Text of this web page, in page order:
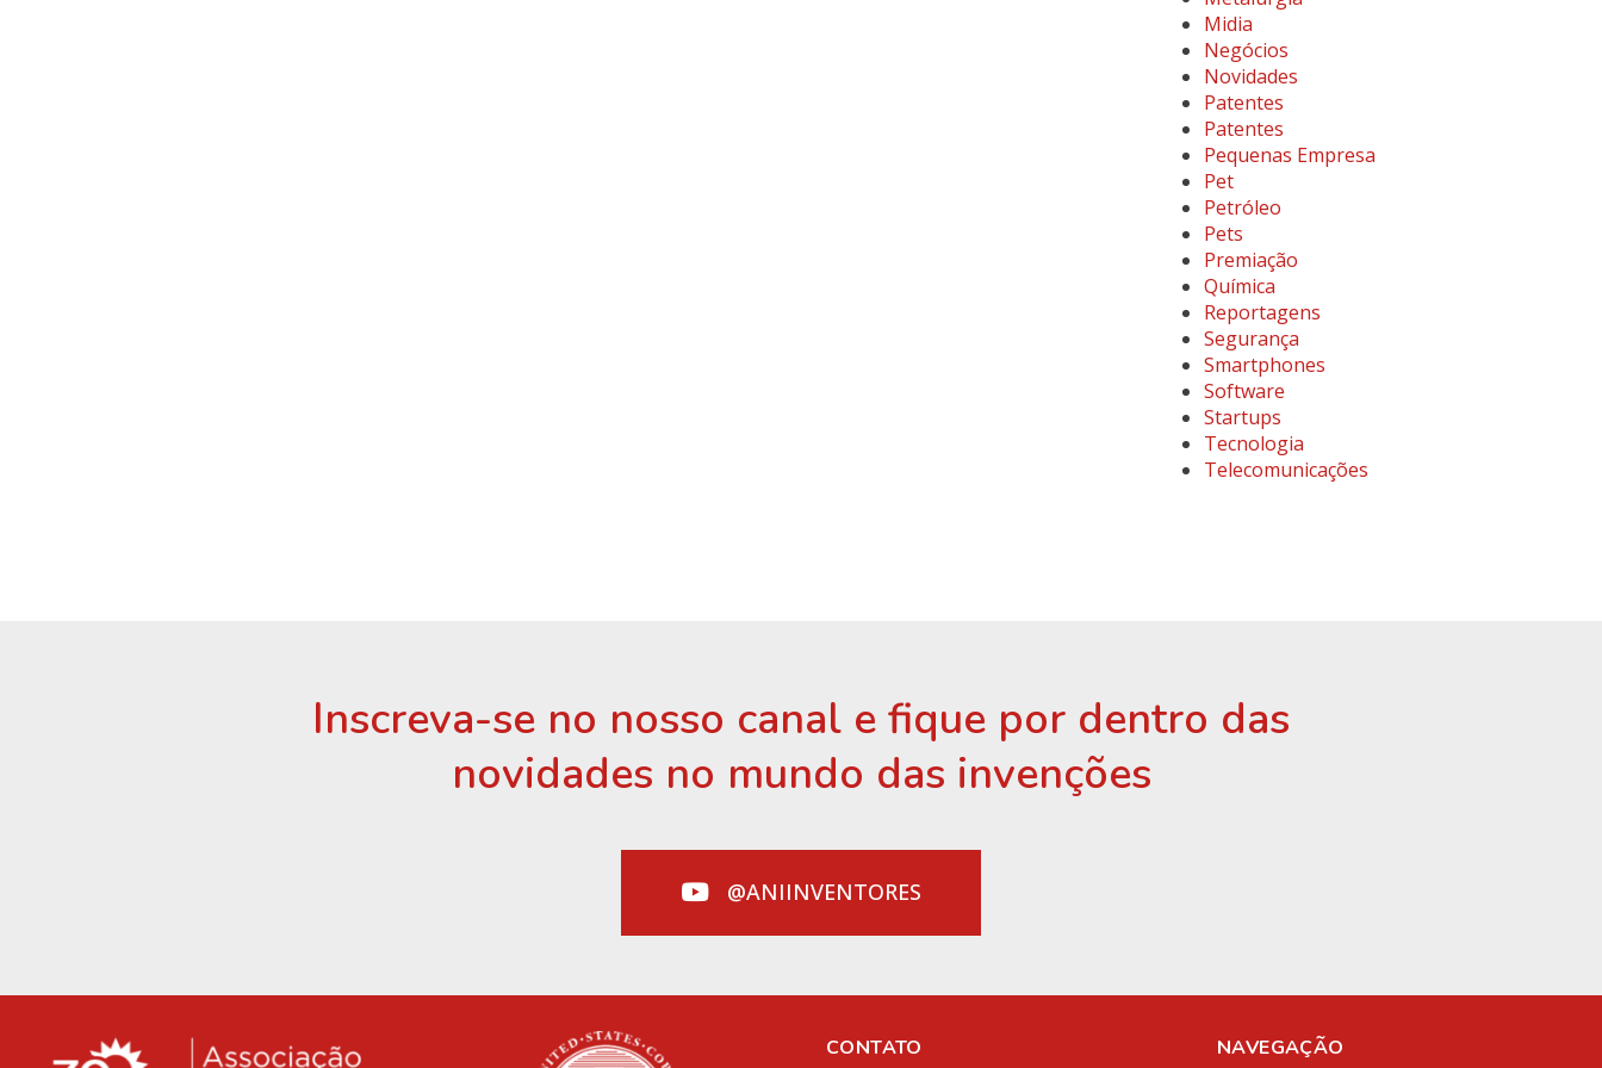
Midia
Negócios
Novidades
Patentes
Patentes
Pequenas Empresa
Pet
Petróleo
Pets
Premiação
Química
Reportagens
Segurança
Smartphones
Software
Startups
Tecnologia
Telecomunicações
Inscreva-se no nosso canal e fique por dentro das
novidades no mundo das invenções
@ANIINVENTORES
CONTATO NAVEGAÇÃO